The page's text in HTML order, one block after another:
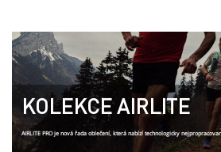
KOLEKCE AIRLITE
AIRLITE PRO je nová řada oblečení, která nabízí technologicky